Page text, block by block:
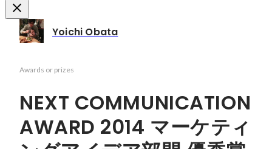
Yoichi Obata
Awards or prizes
NEXT COMMUNICATION
AWARD 2014 マーケティ